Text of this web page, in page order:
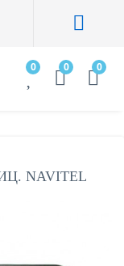
0 0 0
NAVITEL